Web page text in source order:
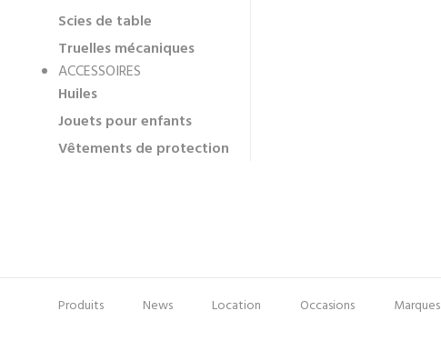
Scies de table
Truelles mécaniques
ACCESSOIRES
Huiles
Jouets pour enfants
Vêtements de protection
Pied
Menu
Produits News Location Occasions Marques